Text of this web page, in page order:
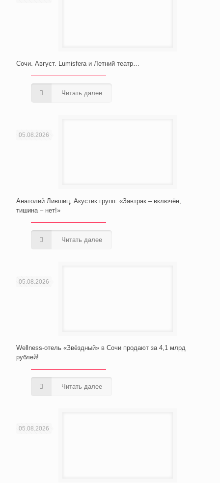
Сочи. Август. Lumisfera и Летний театр…
Читать далее
05.08.2026
Анатолий Лившиц, Акустик групп: «Завтрак – включён,
тишина – нет!»
Читать далее
05.08.2026
Wellness-отель «Звёздный» в Сочи продают за 4,1 млрд
рублей!
Читать далее
05.08.2026